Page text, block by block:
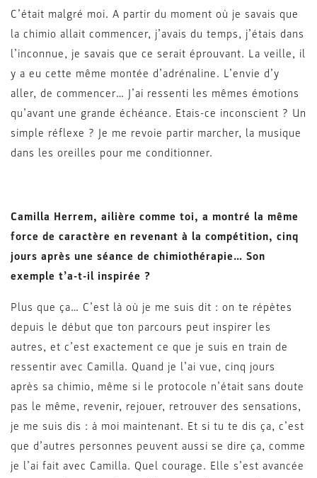
C’était malgré moi. A partir du moment où je savais que
la chimio allait commencer, j’avais du temps, j’étais dans
l’inconnue, je savais que ce serait éprouvant. La veille, il
y a eu cette même montée d’adrénaline. L’envie d’y
aller, de commencer… J’ai ressenti les mêmes émotions
qu’avant une grande échéance. Etais-ce inconscient ? Un
simple réflexe ? Je me revoie partir marcher, la musique
dans les oreilles pour me conditionner.
Camilla Herrem, ailière comme toi, a montré la même
force de caractère en revenant à la compétition, cinq
jours après une séance de chimiothérapie… Son
exemple t’a-t-il inspirée ?
Plus que ça… C’est là où je me suis dit : on te répètes
depuis le début que ton parcours peut inspirer les
autres, et c’est exactement ce que je suis en train de
ressentir avec Camilla. Quand je l’ai vue, cinq jours
après sa chimio, même si le protocole n’était sans doute
pas le même, revenir, rejouer, retrouver des sensations,
je me suis dis : à moi maintenant. Et si tu te dis ça, c’est
que d’autres personnes peuvent aussi se dire ça, comme
je l’ai fait avec Camilla. Quel courage. Elle s’est avancée